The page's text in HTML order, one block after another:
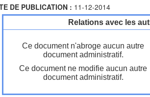
DE PUBLICATION : 11-12-2014
Relations avec les
Ce document n'abroge aucun autre
document administratif.
Ce document ne modifie aucun autre
document administratif.